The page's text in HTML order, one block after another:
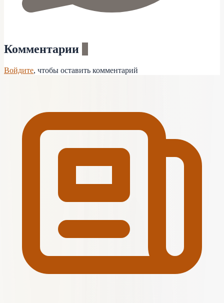
Комментарии
Войдите, чтобы оставить комментарий